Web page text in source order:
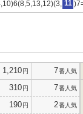
11
1,210円 7番人気
310円 7番人気
190円 2番人気